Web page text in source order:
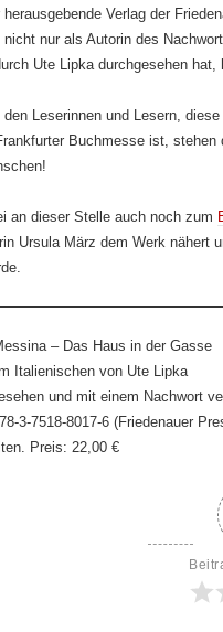
Verlag der
nicht nur als Autorin des
Ute Lipka durchgesehen
Leserinnen und Lesern,
Buchmesse ist,
an dieser Stelle auch noch zum
Ursula März dem Werk nähert
– Das Haus in der Gasse
Italienischen von Ute Lipka
und mit einem Nachwort
3-7518-8017-6 (Friedenauer
Preis: 22,00 €